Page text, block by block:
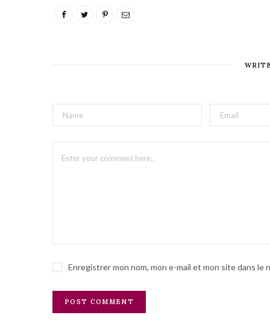
Enregistrer mon nom, mon e-mail et mon site dans